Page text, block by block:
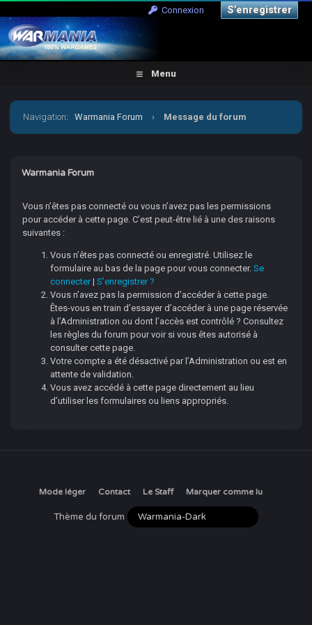
Connexion S’enregistrer
Menu
Navigation:Warmania Forum › Message du forum
Warmania Forum
Vous n’êtes pas connecté ou vous n’avez pas les permissions
pour accéder à cette page. C’est peut-être lié à une des raisons
suivantes :
Vous n’êtes pas connecté ou enregistré. Utilisez le
formulaire au bas de la page pour vous connecter.Se
connecter|S’enregistrer ?
Vous n’avez pas la permission d’accéder à cette page.
Êtes-vous en train d’essayer d’accéder à une page réservée
à l’Administration ou dont l’accès est contrôlé ? Consultez
les règles du forum pour voir si vous êtes autorisé à
consulter cette page.
Votre compte a été désactivé par l’Administration ou est en
attente de validation.
Vous avez accédé à cette page directement au lieu
d’utiliser les formulaires ou liens appropriés.
Mode léger Contact Le Staff Marquer comme lu
Thème du forum